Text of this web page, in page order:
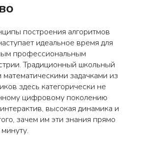
построения алгоритмов
идеальное время для
профессиональным
Традиционный школьный
задачками из
здесь категорически не
цифровому поколению
высокая динамика и
зачем им эти знания прямо